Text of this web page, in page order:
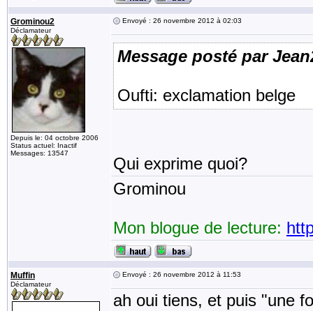
Grominou2
Déclamateur
Depuis le: 04 octobre 2006
Status actuel: Inactif
Messages: 13547
Envoyé : 26 novembre 2012 à 02:03
Message posté par
Oufti: exclamation belge
Qui exprime quoi?
Grominou
Mon blogue de lecture:
Muffin
Déclamateur
Envoyé : 26 novembre 2012 à 11:53
ah oui tiens, et puis "une